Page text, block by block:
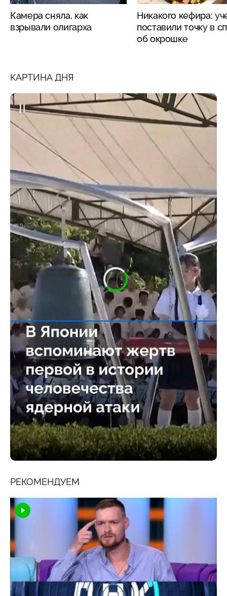
Камера сняла, как
взрывали олигарха
Никакого кефира:
поставили точку в
об окрошке
КАРТИНА ДНЯ
РЕКОМЕНДУЕМ